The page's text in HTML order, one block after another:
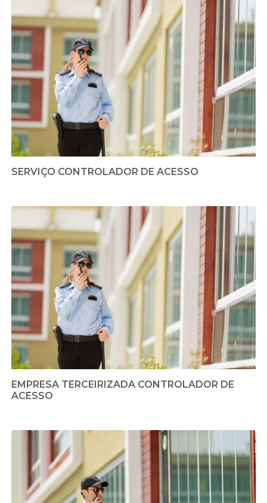
SERVIÇO CONTROLADOR DE ACESSO
EMPRESA TERCEIRIZADA CONTROLADOR DE
ACESSO